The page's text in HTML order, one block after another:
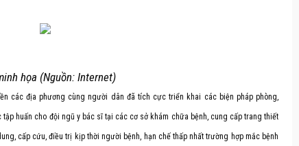
họa (Nguồn: Internet)
các địa phương cùng người dân đã tích cực triển khai các biện pháp phòng,
huấn cho đội ngũ y bác sĩ tại các cơ sở khám chữa bệnh, cung cấp trang thiết
cấp cứu, điều trị kịp thời người bệnh, hạn chế thấp nhất trường hợp mắc bệnh